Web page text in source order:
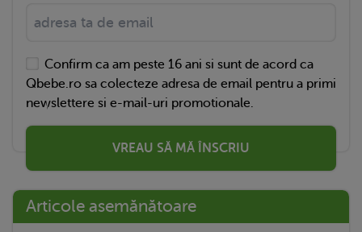
Confirm ca am peste 16 ani si sunt de acord ca
Qbebe.ro sa colecteze adresa de email pentru a primi
newslettere si e-mail-uri promotionale.
VREAU SĂ MĂ ÎNSCRIU
Articole asemănătoare